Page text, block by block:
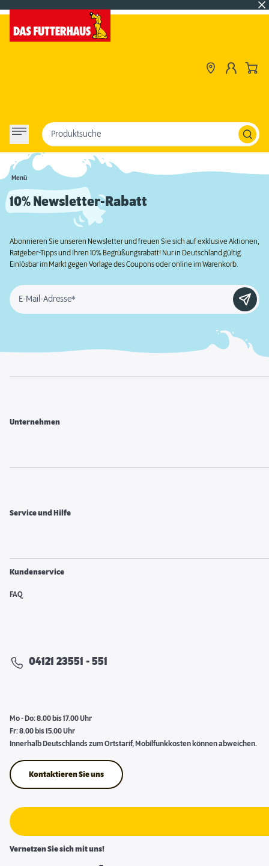
Menü
Produktsuche
10% Newsletter-Rabatt
Abonnieren Sie unseren Newsletter und freuen Sie sich auf exklusive Aktionen,
Ratgeber-Tipps und Ihren 10% Begrüßungsrabatt! Nur in Deutschland gültig.
Einlösbar im Markt gegen Vorlage des Coupons oder online im Warenkorb.
E-Mail-Adresse*
Unternehmen
Service und Hilfe
Kundenservice
FAQ
04121 23551 - 551
Mo - Do: 8.00 bis 17.00 Uhr
Fr: 8.00 bis 15.00 Uhr
Innerhalb Deutschlands zum Ortstarif, Mobilfunkkosten können abweichen.
Kontaktieren Sie uns
Vernetzen Sie sich mit uns!